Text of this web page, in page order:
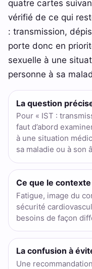
quatre cartes
vérifié de ce qui
: transmission,
porte donc en
sexuelle à une
personne à sa
La question
Pour « IST :
faut d’abord
à une situation
sa maladie ou à son
Ce que le
Fatigue, image du
sécurité
besoins de façon
La confusion à
Une